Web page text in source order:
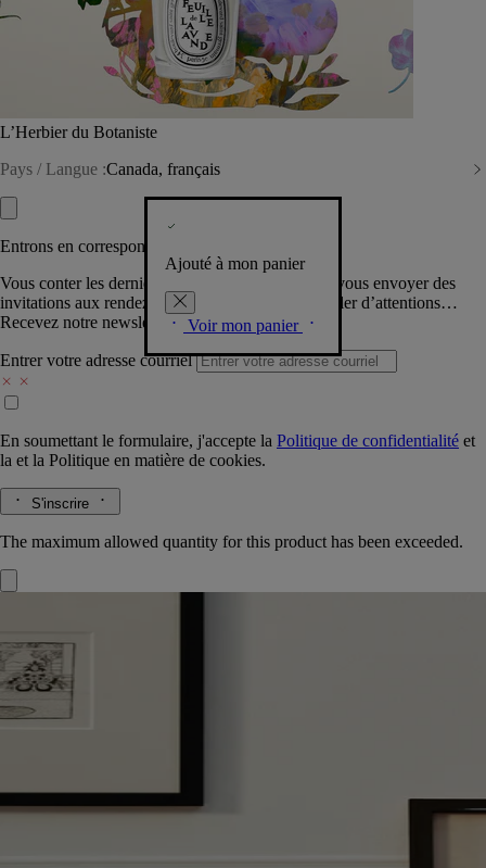
L’Herbier du Botaniste
Pays / Langue :Canada, français
Ajouté à mon panier
Voir mon panier
Entrons en correspondance​
Vous conter les dernières créations de la Maison, vous envoyer des
invitations aux rendez-vous Diptyque, vous combler d’attentions…
Recevez notre newsletter.
Entrer votre adresse courriel
En soumettant le formulaire, j'accepte la Politique de confidentialité et
la et la Politique en matière de cookies.
S'inscrire
The maximum allowed quantity for this product has been exceeded.